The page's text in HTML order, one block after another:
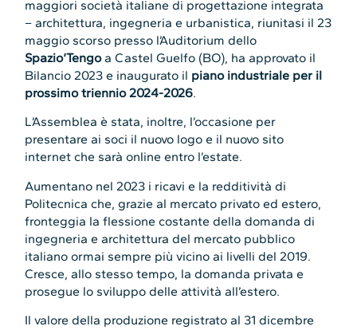
maggiori società italiane di progettazione integrata
– architettura, ingegneria e urbanistica, riunitasi il 23
maggio scorso presso l’Auditorium dello
Spazio‘Tengoa Castel Guelfo (BO), ha approvato il
Bilancio 2023 e inaugurato il piano industriale per il
prossimo triennio 2024-2026.
L’Assemblea è stata, inoltre, l’occasione per
presentare ai soci il nuovo logo e il nuovo sito
internet che sarà online entro l’estate.
Aumentano nel 2023 i ricavi e la redditività di
Politecnica che, grazie al mercato privato ed estero,
fronteggia la flessione costante della domanda di
ingegneria e architettura del mercato pubblico
italiano ormai sempre più vicino ai livelli del 2019.
Cresce, allo stesso tempo, la domanda privata e
prosegue lo sviluppo delle attività all’estero.
Il valore della produzione registrato al 31 dicembre